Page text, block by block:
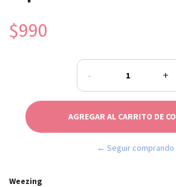
$990
- +
← Seguir comprando
Weezing